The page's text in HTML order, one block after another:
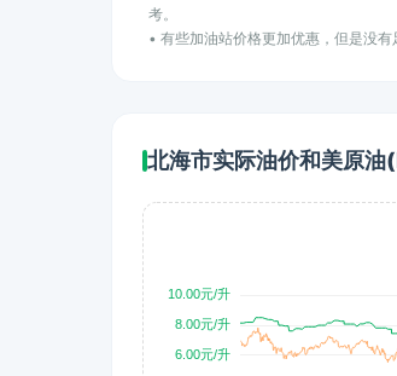
考。
• 有些加油站价格更加优惠，但是没有
北海市实际油价和美原